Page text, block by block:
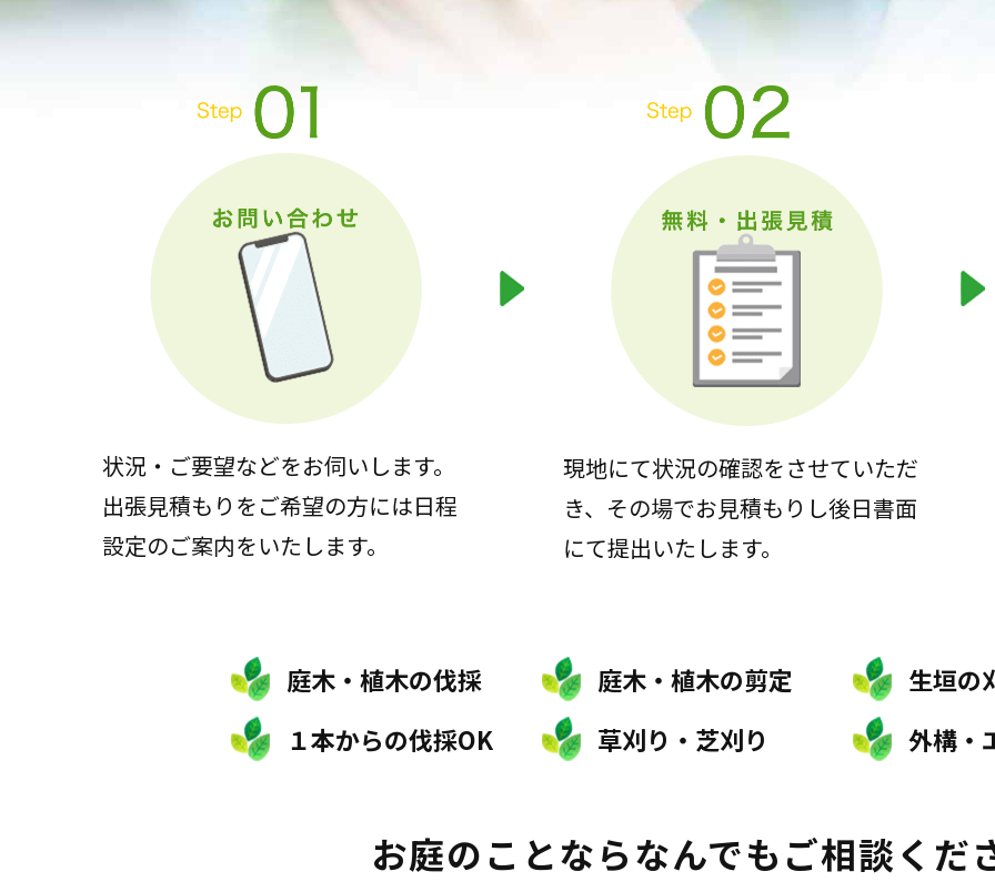
状況・ご要望などをお伺いします。
出張見積もりをご希望の方には日程
設定のご案内をいたします。
現地にて状況の確認をさせていただ
き、その場でお見積もりし後日書面
にて提出いたします。
庭木・植木の伐採 庭木・植木の剪定
生垣の
１本からの伐採OK
草刈り・芝刈り 外構・
お庭のことならなんでもご相談くだ